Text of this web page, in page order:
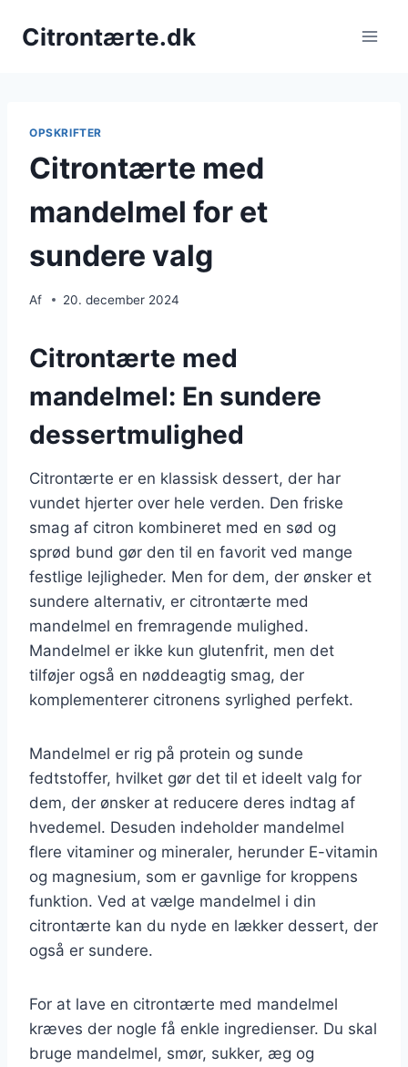
Citrontærte.dk
OPSKRIFTER
Citrontærte med
mandelmel for et
sundere valg
Af 20. december 2024
Citrontærte med
mandelmel: En sundere
dessertmulighed
Citrontærte er en klassisk dessert, der har
vundet hjerter over hele verden. Den friske
smag af citron kombineret med en sød og
sprød bund gør den til en favorit ved mange
festlige lejligheder. Men for dem, der ønsker et
sundere alternativ, er citrontærte med
mandelmel en fremragende mulighed.
Mandelmel er ikke kun glutenfrit, men det
tilføjer også en nøddeagtig smag, der
komplementerer citronens syrlighed perfekt.
Mandelmel er rig på protein og sunde
fedtstoffer, hvilket gør det til et ideelt valg for
dem, der ønsker at reducere deres indtag af
hvedemel. Desuden indeholder mandelmel
flere vitaminer og mineraler, herunder E-vitamin
og magnesium, som er gavnlige for kroppens
funktion. Ved at vælge mandelmel i din
citrontærte kan du nyde en lækker dessert, der
også er sundere.
For at lave en citrontærte med mandelmel
kræves der nogle få enkle ingredienser. Du skal
bruge mandelmel, smør, sukker, æg og